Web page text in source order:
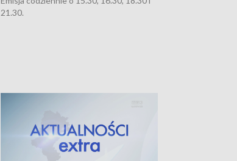
21.30.